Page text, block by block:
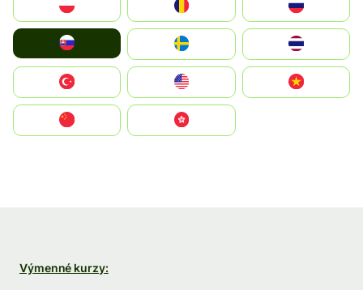
United States
中國香港特別行政區
Výmenné kurzy: